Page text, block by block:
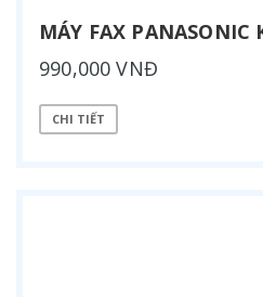
MÁY FAX PANASONIC
990,000 VNĐ
CHI TIẾT